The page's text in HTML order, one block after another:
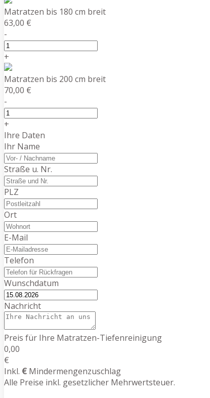
Matratzen bis 180 cm breit
63,00 €
-
+
Matratzen bis 200 cm breit
70,00 €
-
+
Ihre Daten
Ihr Name
Straße u. Nr.
PLZ
Ort
E-Mail
Telefon
Wunschdatum
Nachricht
Preis für Ihre Matratzen-Tiefenreinigung
0,00
€
Inkl. € Mindermengenzuschlag
Alle Preise inkl. gesetzlicher Mehrwertsteuer.